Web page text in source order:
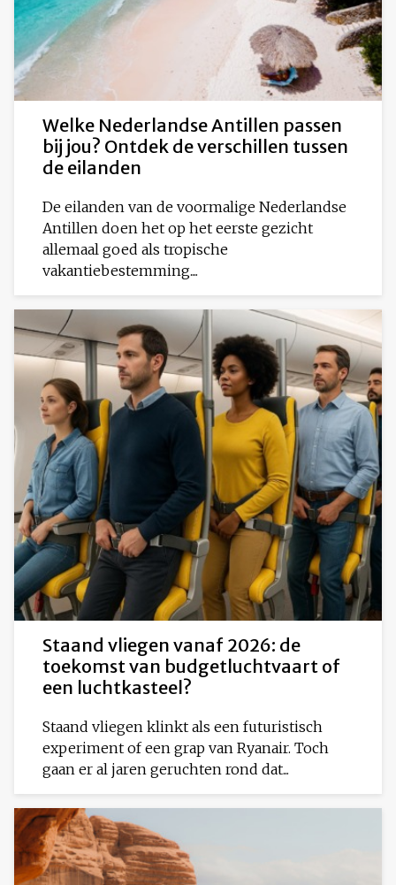
Welke Nederlandse Antillen passen
bij jou? Ontdek de verschillen tussen
de eilanden
De eilanden van de voormalige Nederlandse
Antillen doen het op het eerste gezicht
allemaal goed als tropische
vakantiebestemming....
Staand vliegen vanaf 2026: de
toekomst van budgetluchtvaart of
een luchtkasteel?
Staand vliegen klinkt als een futuristisch
experiment of een grap van Ryanair. Toch
gaan er al jaren geruchten rond dat...